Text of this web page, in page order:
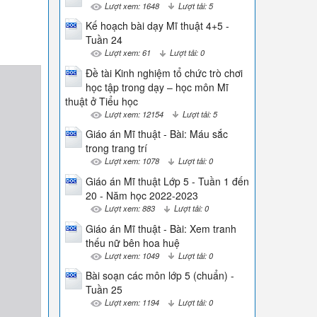
Lượt xem: 1648 Lượt tải: 5
Kế hoạch bài dạy Mĩ thuật 4+5 -
Tuần 24
Lượt xem: 61 Lượt tải: 0
Đề tài Kinh nghiệm tổ chức trò chơi
học tập trong dạy – học môn Mĩ
thuật ở Tiểu học
Lượt xem: 12154 Lượt tải: 5
Giáo án Mĩ thuật - Bài: Máu sắc
trong trang trí
Lượt xem: 1078 Lượt tải: 0
Giáo án Mĩ thuật Lớp 5 - Tuần 1 đến
20 - Năm học 2022-2023
Lượt xem: 883 Lượt tải: 0
Giáo án Mĩ thuật - Bài: Xem tranh
thếu nữ bên hoa huệ
Lượt xem: 1049 Lượt tải: 0
Bài soạn các môn lớp 5 (chuẩn) -
Tuần 25
Lượt xem: 1194 Lượt tải: 0